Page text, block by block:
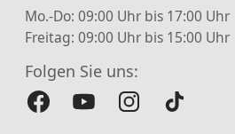
Mo.-Do: 09:00 Uhr bis 17:00 Uhr
Freitag: 09:00 Uhr bis 15:00 Uhr
Folgen Sie uns: